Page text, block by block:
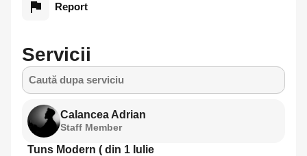
Servicii
Caută dupa serviciu
Calancea Adrian
Staff Member
Tuns Modern ( din 1 Iulie
Report